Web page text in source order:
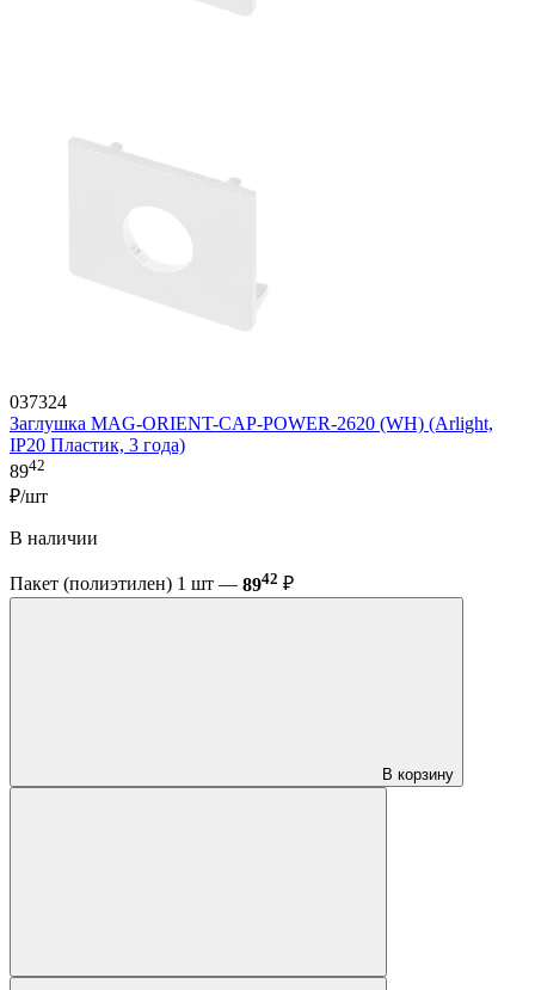
037324
Заглушка MAG-ORIENT-CAP-POWER-2620 (WH) (Arlight,
IP20 Пластик, 3 года)
8942
₽/шт
В наличии
Пакет (полиэтилен) 1 шт — 8942 ₽
В корзину